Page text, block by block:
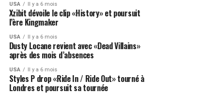
USA Il y a 6 mois
Xzibit dévoile le clip «History» et poursuit
l’ère Kingmaker
USA Il y a 6 mois
Dusty Locane revient avec «Dead Villains»
après des mois d’absences
USA Il y a 6 mois
Styles P drop «Ride In / Ride Out» tourné à
Londres et poursuit sa tournée